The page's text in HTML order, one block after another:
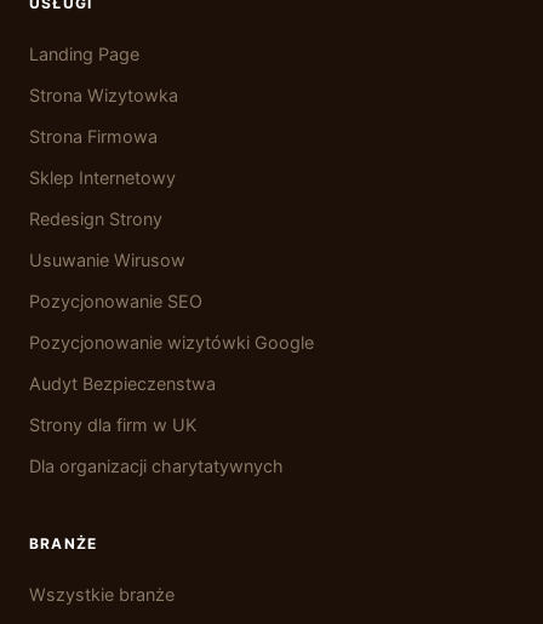
Landing Page
Strona Wizytowka
Strona Firmowa
Sklep Internetowy
Redesign Strony
Usuwanie Wirusow
Pozycjonowanie SEO
Pozycjonowanie wizytówki Google
Audyt Bezpieczenstwa
Strony dla firm w UK
Dla organizacji charytatywnych
BRANŻE
Wszystkie branże